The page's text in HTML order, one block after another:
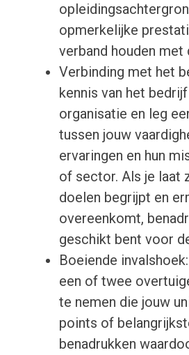
opmerkelijke
verband houden met
Verbinding met het
kennis van het
organisatie en leg
tussen jouw
ervaringen en hun
of sector. Als je laat
doelen begrijpt en
overeenkomt,
geschikt bent voor
Boeiende
een of twee
te nemen die jouw
points of
benadrukken